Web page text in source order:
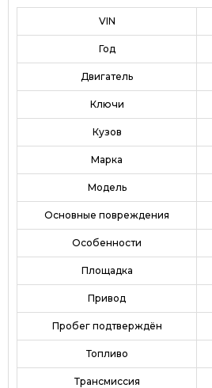
VIN
Год
Двигатель
Ключи
Кузов
Марка
Модель
Основные повреждения
Особенности
Площадка
Привод
Пробег подтверждён
Топливо
Трансмиссия